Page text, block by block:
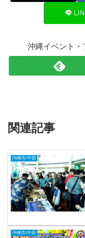
沖縄イベント・
関連記事
沖縄市/中部
沖縄市/中部